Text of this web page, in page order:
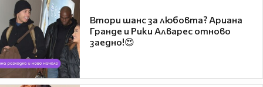
Втори шанс за любовта? Ариана
Гранде и Рики Алварес отново
заедно!😍